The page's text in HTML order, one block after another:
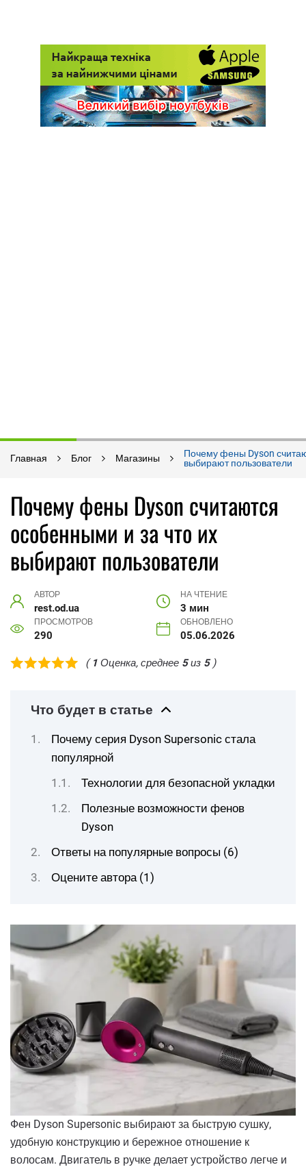
Главная Блог Магазины
Почему фены Dyson
выбирают пользователи
Почему фены Dyson считаются
особенными и за что их
выбирают пользователи
АВТОР
rest.od.ua
НА ЧТЕНИЕ
3 мин
ПРОСМОТРОВ
290
ОБНОВЛЕНО
05.06.2026
( 1 Оценка, среднее 5из 5)
Что будет в статье
Почему серия Dyson Supersonic стала
популярной
Технологии для безопасной укладки
Полезные возможности фенов
Dyson
Ответы на популярные вопросы (6)
Оцените автора (1)
Фен Dyson Supersonic выбирают за быструю сушку,
удобную конструкцию и бережное отношение к
волосам. Двигатель в ручке делает устройство легче и